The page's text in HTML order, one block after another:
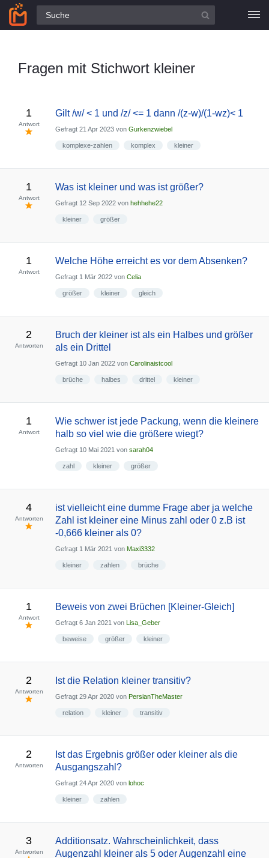
Alle Fragen
Fragen mit Stichwort kleiner
1
Antwort
Gilt /w/ < 1 und /z/ <= 1 dann /(z-w)/(1-wz)< 1
Gefragt 21 Apr 2023 von Gurkenzwiebel
komplexe-zahlen komplex kleiner
1
Antwort
Was ist kleiner und was ist größer?
Gefragt 12 Sep 2022 von hehhehe22
kleiner größer
1
Antwort
Welche Höhe erreicht es vor dem Absenken?
Gefragt 1 Mär 2022 von Celia
größer kleiner gleich
2
Antworten
Bruch der kleiner ist als ein Halbes und größer
als ein Drittel
Gefragt 10 Jan 2022 von Carolinaistcool
brüche halbes drittel kleiner
1
Antwort
Wie schwer ist jede Packung, wenn die kleinere
halb so viel wie die größere wiegt?
Gefragt 10 Mai 2021 von sarah04
zahl kleiner größer
4
Antworten
ist vielleicht eine dumme Frage aber ja welche
Zahl ist kleiner eine Minus zahl oder 0 z.B ist
-0,666 kleiner als 0?
Gefragt 1 Mär 2021 von Maxi3332
kleiner zahlen brüche
1
Antwort
Beweis von zwei Brüchen [Kleiner-Gleich]
Gefragt 6 Jan 2021 von Lisa_Geber
beweise größer kleiner
2
Antworten
Ist die Relation kleiner transitiv?
Gefragt 29 Apr 2020 von PersianTheMaster
relation kleiner transitiv
2
Antworten
Ist das Ergebnis größer oder kleiner als die
Ausgangszahl?
Gefragt 24 Apr 2020 von lohoc
kleiner zahlen
3
Antworten
Additionsatz. Wahrscheinlichkeit, dass
Augenzahl kleiner als 5 oder Augenzahl eine